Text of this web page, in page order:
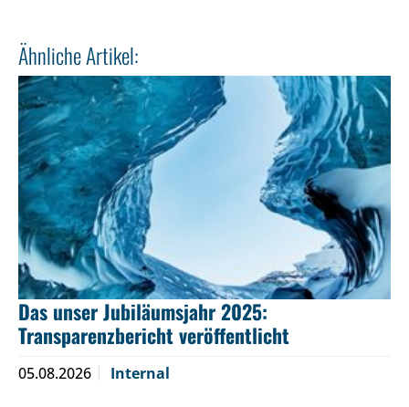
Ähnliche Artikel:
Das unser Jubiläumsjahr 2025:
Transparenzbericht veröffentlicht
05.08.2026 Internal